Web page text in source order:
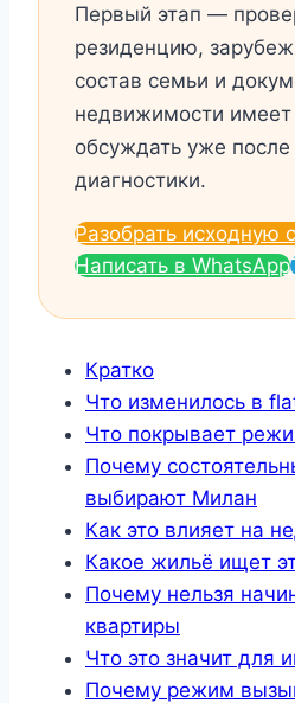
Первый этап —
резиденцию,
состав семьи и
недвижимости
обсуждать уже после
диагностики.
Разобрать исходную
Написать в WhatsApp
Кратко
Что изменилось в
Что покрывает
Почему
выбирают Милан
Как это влияет на
Какое жильё ищет
Почему нельзя
квартиры
Что это значит для
Почему режим